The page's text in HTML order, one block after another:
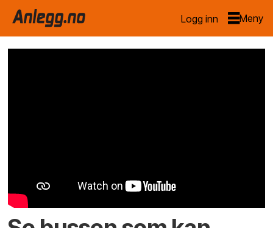
Logg inn